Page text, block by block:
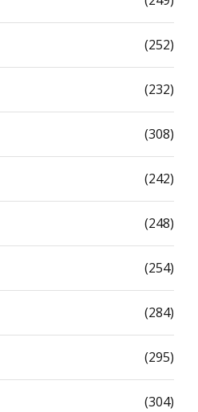
(252)
(232)
(308)
(242)
(248)
(254)
(284)
(295)
(304)